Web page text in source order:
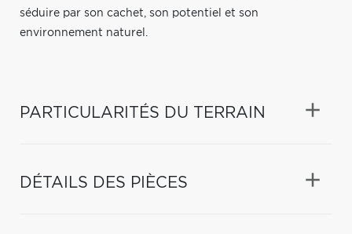
séduire par son cachet, son potentiel et son
environnement naturel.
PARTICULARITÉS DU TERRAIN
DÉTAILS DES PIÈCES